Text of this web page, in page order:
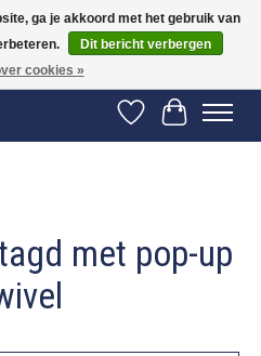
| Op voorraad binnen 2-5 werkdagen
Verlanglijst
met pop-up
ga je akkoord met het gebruik van
Dit bericht verbergen
cookies »